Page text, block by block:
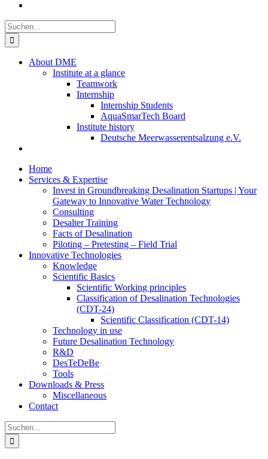
Suche
nach:
About DME
Institute at a glance
Teamwork
Internship
Internship Students
AquaSmarTech Board
Institute history
Deutsche Meerwasserentsalzung e.V.
Home
Services & Expertise
Invest in Groundbreaking Desalination Startups | Your
Gateway to Innovative Water Technology
Consulting
Desalter Training
Facts of Desalination
Piloting – Pretesting – Field Trial
Innovative Technologies
Knowledge
Scientific Basics
Scientific Working principles
Classification of Desalination Technologies
(CDT-24)
Scientific Classification (CDT-14)
Technology in use
Future Desalination Technology
R&D
DesTeDeBe
Tools
Downloads & Press
Miscellaneous
Contact
Suche
nach: